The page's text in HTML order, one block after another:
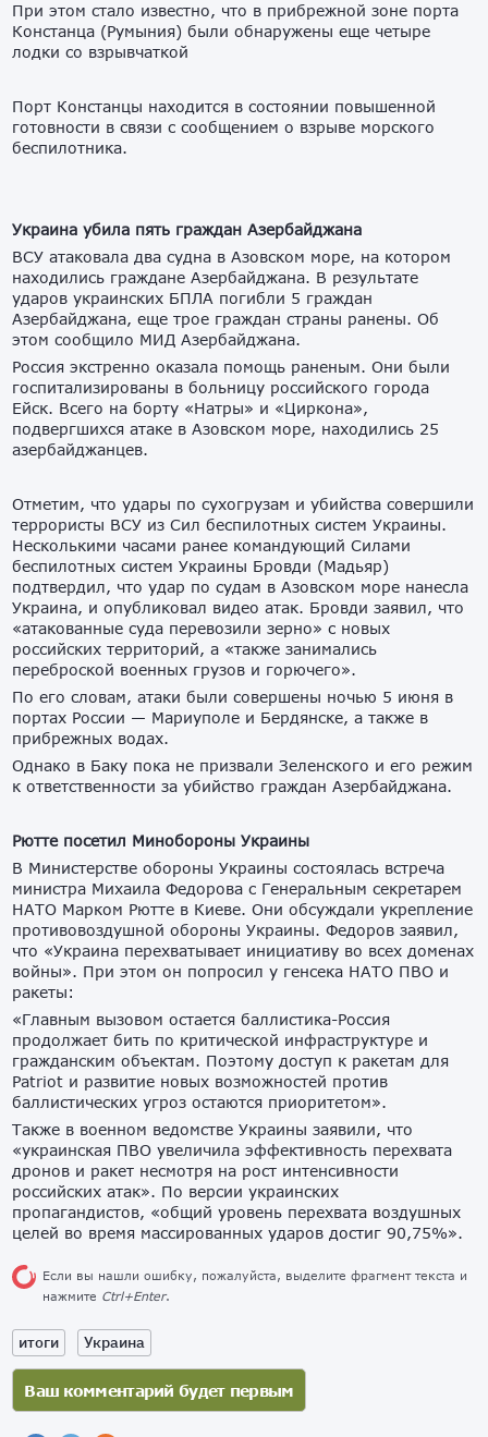
При этом стало известно, что в прибрежной зоне порта
Констанца (Румыния) были обнаружены еще четыре
лодки со взрывчаткой
Порт Констанцы находится в состоянии повышенной
готовности в связи с сообщением о взрыве морского
беспилотника.
Украина убила пять граждан Азербайджана
ВСУ атаковала два судна в Азовском море, на котором
находились граждане Азербайджана. В результате
ударов украинских БПЛА погибли 5 граждан
Азербайджана, еще трое граждан страны ранены. Об
этом сообщило МИД Азербайджана.
Россия экстренно оказала помощь раненым. Они были
госпитализированы в больницу российского города
Ейск. Всего на борту «Натры» и «Циркона»,
подвергшихся атаке в Азовском море, находились 25
азербайджанцев.
Отметим, что удары по сухогрузам и убийства совершили
террористы ВСУ из Сил беспилотных систем Украины.
Несколькими часами ранее командующий Силами
беспилотных систем Украины Бровди (Мадьяр)
подтвердил, что удар по судам в Азовском море нанесла
Украина, и опубликовал видео атак. Бровди заявил, что
«атакованные суда перевозили зерно» с новых
российских территорий, а «также занимались
переброской военных грузов и горючего».
По его словам, атаки были совершены ночью 5 июня в
портах России — Мариуполе и Бердянске, а также в
прибрежных водах.
Однако в Баку пока не призвали Зеленского и его режим
к ответственности за убийство граждан Азербайджана.
Рютте посетил Минобороны Украины
В Министерстве обороны Украины состоялась встреча
министра Михаила Федорова с Генеральным секретарем
НАТО Марком Рютте в Киеве. Они обсуждали укрепление
противовоздушной обороны Украины. Федоров заявил,
что «Украина перехватывает инициативу во всех доменах
войны». При этом он попросил у генсека НАТО ПВО и
ракеты:
«Главным вызовом остается баллистика-Россия
продолжает бить по критической инфраструктуре и
гражданским объектам. Поэтому доступ к ракетам для
Patriot и развитие новых возможностей против
баллистических угроз остаются приоритетом».
Также в военном ведомстве Украины заявили, что
«украинская ПВО увеличила эффективность перехвата
дронов и ракет несмотря на рост интенсивности
российских атак». По версии украинских
пропагандистов, «общий уровень перехвата воздушных
целей во время массированных ударов достиг 90,75%».
Если вы нашли ошибку, пожалуйста, выделите фрагмент текста и
нажмите Ctrl+Enter.
итоги Украина